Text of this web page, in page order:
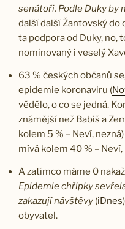
senátoři. Podle Duky by
další další Žantovský
ta podpora od Duky, no,
nominovaný i veselý
63 % českých občanů
epidemie koronaviru (
vědělo, o co se jedná.
známější než Babiš a
kolem 5 % – Neví,
mívá kolem 40 % – Neví,
A zatímco máme 0
Epidemie chřipky
zakazují návštěvy (iDnes
obyvatel.